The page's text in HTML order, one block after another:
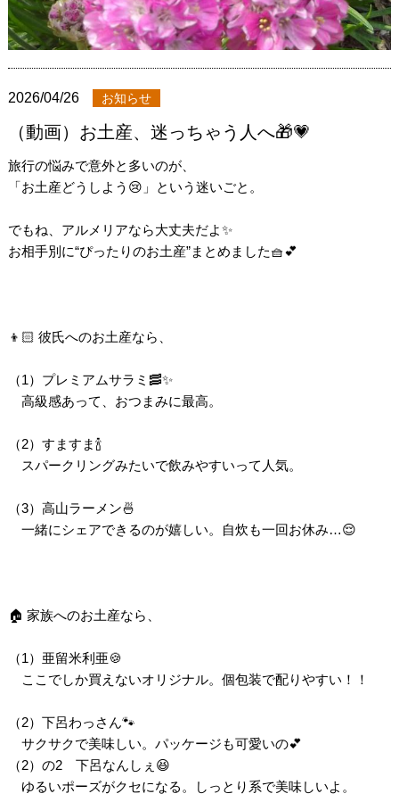
2026/04/26 お知らせ
（動画）お土産、迷っちゃう人へ🎁💗
旅行の悩みで意外と多いのが、
「お土産どうしよう😢」という迷いごと。
でもね、アルメリアなら大丈夫だよ✨
お相手別に“ぴったりのお土産”まとめました🧺💕
👦🏻 彼氏へのお土産なら、
（1）プレミアムサラミ🥓✨
高級感あって、おつまみに最高。
（2）すますま🍾
スパークリングみたいで飲みやすいって人気。
（3）高山ラーメン🍜
一緒にシェアできるのが嬉しい。自炊も一回お休み…😌
🏠 家族へのお土産なら、
（1）亜留米利亜🍪
ここでしか買えないオリジナル。個包装で配りやすい！！
（2）下呂わっさん🐾
サクサクで美味しい。パッケージも可愛いの💕
（2）の2 下呂なんしぇ😆
ゆるいポーズがクセになる。しっとり系で美味しいよ。